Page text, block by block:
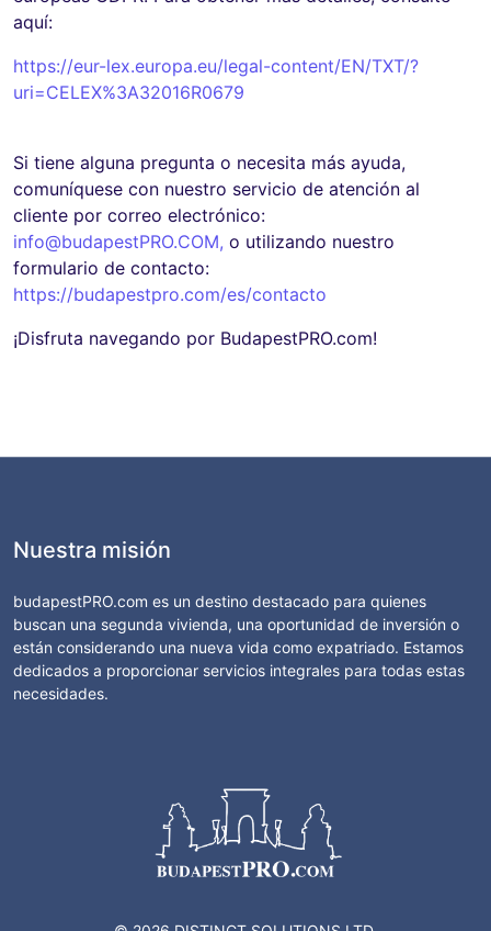
aquí:
https://eur-lex.europa.eu/legal-content/EN/TXT/?
uri=CELEX%3A32016R0679
Si tiene alguna pregunta o necesita más ayuda,
comuníquese con nuestro servicio de atención al
cliente por correo electrónico:
info@budapestPRO.COM, o utilizando nuestro
formulario de contacto:
https://budapestpro.com/es/contacto
¡Disfruta navegando por BudapestPRO.com!
Nuestra misión
budapestPRO.com es un destino destacado para quienes
buscan una segunda vivienda, una oportunidad de inversión o
están considerando una nueva vida como expatriado. Estamos
dedicados a proporcionar servicios integrales para todas estas
necesidades.